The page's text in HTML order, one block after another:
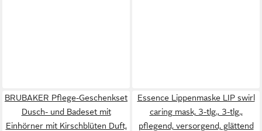
BRUBAKER Pflege-Geschenkset
Dusch- und Badeset mit
Einhörner mit Kirschblüten Duft,
Essence Lippenmaske LIP swirl
caring mask, 3-tlg., 3-tlg.,
pflegend, versorgend, glättend